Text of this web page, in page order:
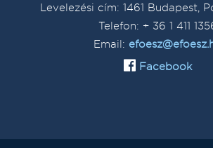
Levelezési cím: 1461 Budapest,
Telefon: + 36 1 411
Email:
Facebook